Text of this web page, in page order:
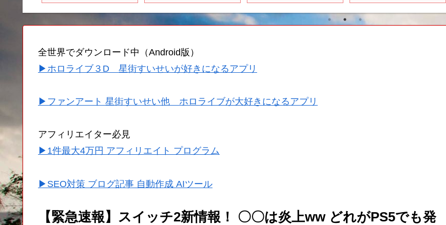
すわ～】
説】【千歳くんはラム
ネ瓶のなか】【私を喰
全世界でダウンロード中（Android版）
▶ホロライブ３D 星街すいせいが好きになるアプリ
▶ファンアート 星街すいせい他 ホロライブが大好きになるアプリ
アフィリエイター必見
▶1件最大4万円 アフィリエイト プログラム
▶SEO対策 ブログ記事 自動作成 AIツール
【緊急速報】スイッチ2新情報！ 〇〇は炎上ww どれがPS5でも発